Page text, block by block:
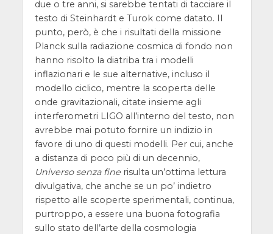
due o tre anni, si sarebbe tentati di tacciare il
testo di Steinhardt e Turok come datato. Il
punto, però, è che i risultati della missione
Planck sulla radiazione cosmica di fondo non
hanno risolto la diatriba tra i modelli
inflazionari e le sue alternative, incluso il
modello ciclico, mentre la scoperta delle
onde gravitazionali, citate insieme agli
interferometri LIGO all’interno del testo, non
avrebbe mai potuto fornire un indizio in
favore di uno di questi modelli. Per cui, anche
a distanza di poco più di un decennio,
Universo senza finerisulta un’ottima lettura
divulgativa, che anche se un po’ indietro
rispetto alle scoperte sperimentali, continua,
purtroppo, a essere una buona fotografia
sullo stato dell’arte della cosmologia